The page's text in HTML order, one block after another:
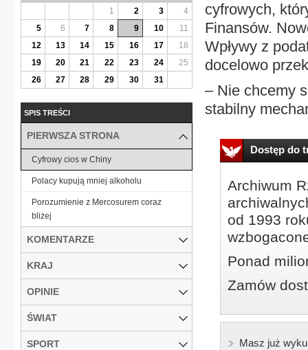
cyfrowych,
Finansów.
Wpływy z
docelowo
– Nie chcemy
stabilny
Dostęp do
Archiwum
od 1993
Ponad
Zamów
Masz już
1
2 3
4
5
6 7 8 9 10
11
12
13 14 15 16 17
18
19
20 21 22 23 24
25
26
27 28 29 30 31
SPIS TREŚCI
PIERWSZA STRONA
Cyfrowy cios w Chiny
Polacy kupują mniej alkoholu
Porozumienie z Mercosurem coraz
bliżej
KOMENTARZE
KRAJ
OPINIE
ŚWIAT
SPORT